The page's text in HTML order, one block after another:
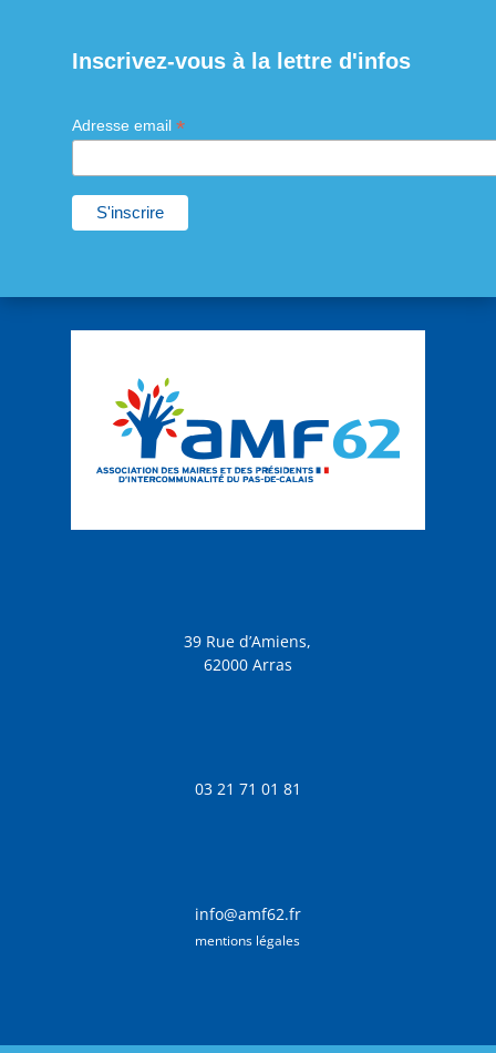
Inscrivez-vous à la lettre d'infos
Adresse email *
39 Rue d’Amiens,
62000 Arras
03 21 71 01 81
info@amf62.fr
mentions légales